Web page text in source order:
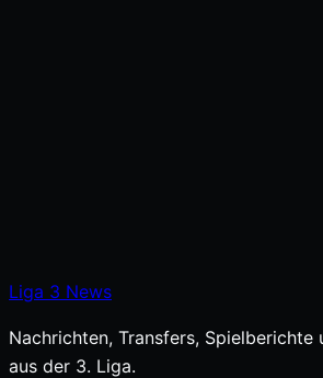
Liga 3 News
Nachrichten, Transfers, Spielberichte
aus der 3. Liga.